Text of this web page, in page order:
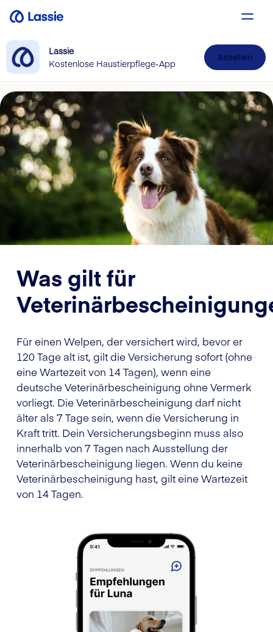
Lassie
Kostenlose Haustierpflege-App
Ansehen
Was gilt für
Für einen Welpen, der versichert wird, bevor er
120 Tage alt ist, gilt die Versicherung sofort (ohne
eine Wartezeit von 14 Tagen), wenn eine
deutsche Veterinärbescheinigung ohne Vermerk
vorliegt. Die Veterinärbescheinigung darf nicht
älter als 7 Tage sein, wenn die Versicherung in
Kraft tritt. Dein Versicherungsbeginn muss also
innerhalb von 7 Tagen nach Ausstellung der
Veterinärbescheinigung liegen. Wenn du keine
Veterinärbescheinigung hast, gilt eine Wartezeit
von 14 Tagen.